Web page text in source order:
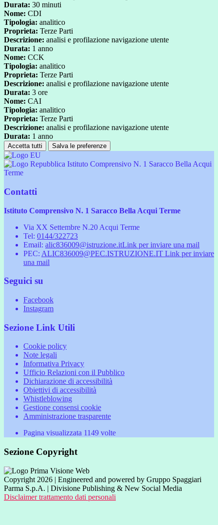
Durata: 30 minuti
Nome: CDI
Tipologia: analitico
Proprieta: Terze Parti
Descrizione: analisi e profilazione navigazione utente
Durata: 1 anno
Nome: CCK
Tipologia: analitico
Proprieta: Terze Parti
Descrizione: analisi e profilazione navigazione utente
Durata: 3 ore
Nome: CAI
Tipologia: analitico
Proprieta: Terze Parti
Descrizione: analisi e profilazione navigazione utente
Durata: 1 anno
Accetta tutti Salva le preferenze
Istituto Comprensivo N. 1 Saracco Bella Acqui
Terme
Contatti
Istituto Comprensivo N. 1 Saracco Bella Acqui Terme
Via XX Settembre N.20 Acqui Terme
Tel: 0144/322723
Email: alic836009@istruzione.itLink per inviare una mail
PEC: ALIC836009@PEC.ISTRUZIONE.IT Link per inviare
una mail
Seguici su
Facebook
Instagram
Sezione Link Utili
Cookie policy
Note legali
Informativa Privacy
Ufficio Relazioni con il Pubblico
Dichiarazione di accessibilità
Obiettivi di accessibilità
Whistleblowing
Gestione consensi cookie
Amministrazione trasparente
Pagina visualizzata 1149 volte
Sezione Copyright
Copyright 2026 | Engineered and powered by Gruppo Spaggiari
Parma S.p.A. | Divisione Publishing & New Social Media
Disclaimer trattamento dati personali